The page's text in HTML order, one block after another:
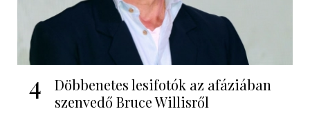
4
Döbbenetes lesifotók az afáziában
szenvedő Bruce Willisről